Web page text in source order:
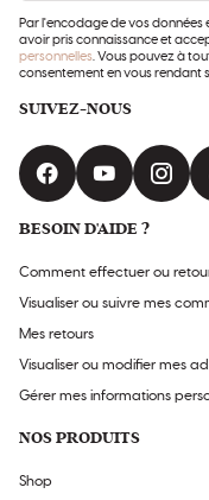
Par l'encodage de vos données
avoir pris connaissance et
personnelles . Vous pouvez à
consentement en vous rendant
SUIVEZ-NOUS
BESOIN D'AIDE ?
Comment effectuer ou
Visualiser ou suivre mes
Mes retours
Visualiser ou modifier mes
Gérer mes informations
NOS PRODUITS
Shop